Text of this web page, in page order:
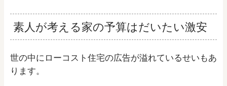
素人が考える家の予算はだいたい激安
世の中にローコスト住宅の広告が溢れているせいもあ
ります。